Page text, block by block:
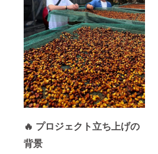
🔥 プロジェクト立ち上げの
背景